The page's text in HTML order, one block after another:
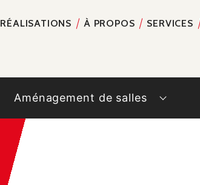
RÉALISATIONS À PROPOS SERVICES
Aménagement de salles